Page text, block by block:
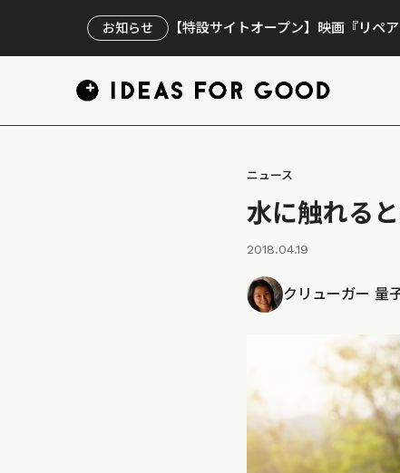
お知らせ 【特設サイトオープン】映画『リペ
ニュース
水に触れる
2018.04.19
クリューガー 量